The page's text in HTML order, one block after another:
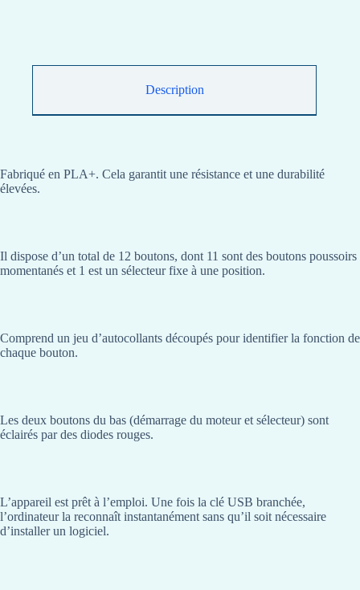
Description
Fabriqué en PLA+. Cela garantit une résistance et une durabilité
élevées.
Il dispose d’un total de 12 boutons, dont 11 sont des boutons poussoirs
momentanés et 1 est un sélecteur fixe à une position.
Comprend un jeu d’autocollants découpés pour identifier la fonction de
chaque bouton.
Les deux boutons du bas (démarrage du moteur et sélecteur) sont
éclairés par des diodes rouges.
L’appareil est prêt à l’emploi. Une fois la clé USB branchée,
l’ordinateur la reconnaît instantanément sans qu’il soit nécessaire
d’installer un logiciel.